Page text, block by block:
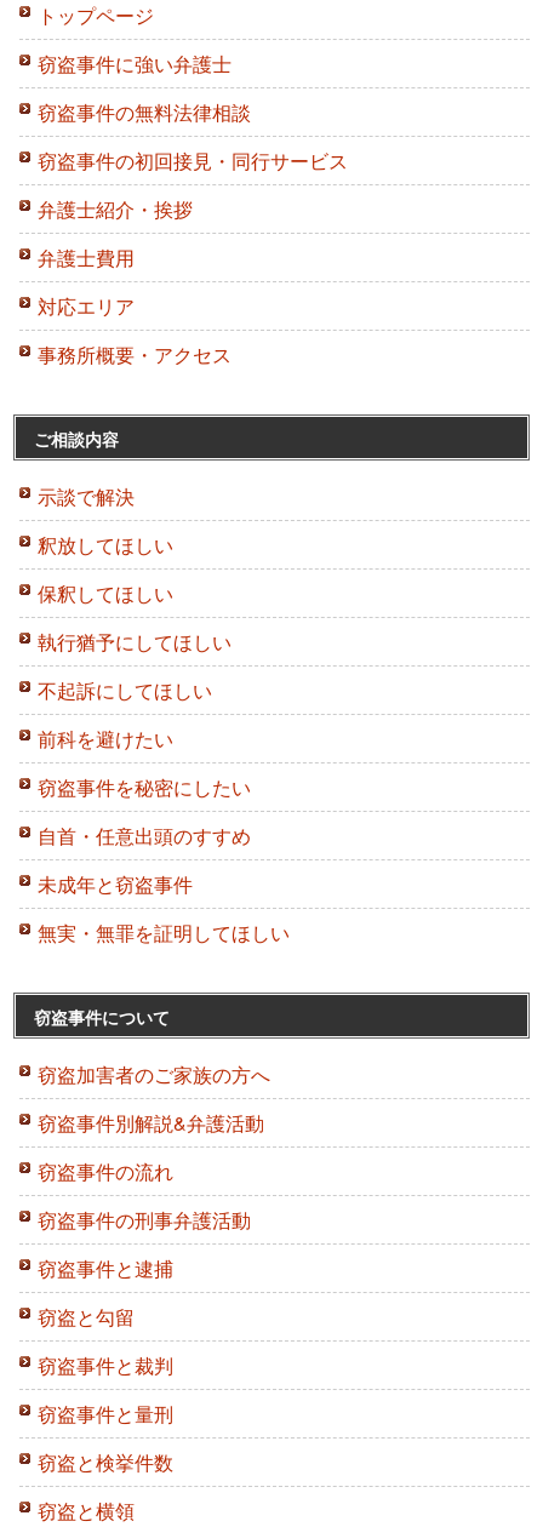
トップページ
窃盗事件に強い弁護士
窃盗事件の無料法律相談
窃盗事件の初回接見・同行サービス
弁護士紹介・挨拶
弁護士費用
対応エリア
事務所概要・アクセス
ご相談内容
示談で解決
釈放してほしい
保釈してほしい
執行猶予にしてほしい
不起訴にしてほしい
前科を避けたい
窃盗事件を秘密にしたい
自首・任意出頭のすすめ
未成年と窃盗事件
無実・無罪を証明してほしい
窃盗事件について
窃盗加害者のご家族の方へ
窃盗事件別解説&弁護活動
窃盗事件の流れ
窃盗事件の刑事弁護活動
窃盗事件と逮捕
窃盗と勾留
窃盗事件と裁判
窃盗事件と量刑
窃盗と検挙件数
窃盗と横領